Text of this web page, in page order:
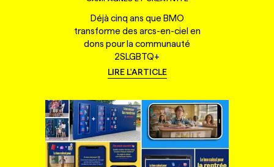
Déjà cinq ans que BMO
transforme des arcs-en-ciel en
dons pour la communauté
2SLGBTQ+
LIRE L'ARTICLE